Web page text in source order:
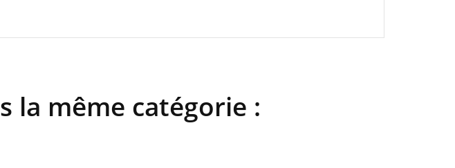
la même catégorie :